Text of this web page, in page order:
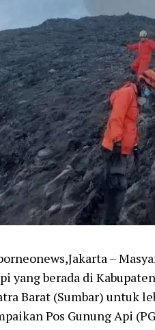
–
yang berada di
Barat (Sumbar) untuk
Pos Gunung Api